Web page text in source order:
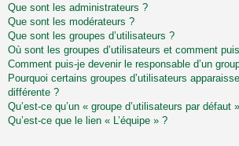
Que sont les administrateurs ?
Que sont les modérateurs ?
Que sont les groupes d’utilisateurs ?
Où sont les groupes d’utilisateurs et comment
Comment puis-je devenir le responsable d’un
Pourquoi certains groupes d’utilisateurs
différente ?
Qu’est-ce qu’un « groupe d’utilisateurs par défaut
Qu’est-ce que le lien « L’équipe » ?